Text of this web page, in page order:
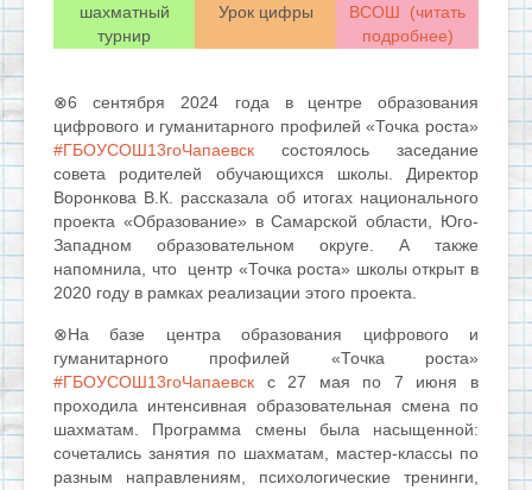
шахматный
турнир
Урок цифры
ВСОШ (читать
подробнее)
⊗6 сентября 2024 года в
центре образования
цифрового и гуманитарного профилей «Точка роста»
#ГБОУСОШ13гоЧапаевск состоялось заседание
совета родителей обучающихся школы. Директор
Воронкова В.К. рассказала об итогах национального
проекта «Образование» в Самарской области, Юго-
Западном образовательном округе. А также
напомнила, что центр «Точка роста» школы открыт в
2020 году в рамках реализации этого проекта.
⊗На базе центра образования цифрового и
гуманитарного профилей «Точка роста»
#ГБОУСОШ13гоЧапаевск с 27 мая по 7 июня в
проходила интенсивная образовательная смена по
шахматам. Программа смены была насыщенной:
сочетались занятия по шахматам, мастер-классы по
разным направлениям, психологические тренинги,